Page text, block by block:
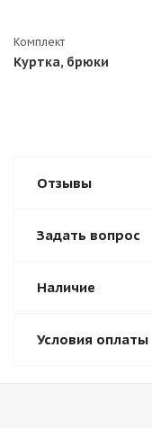
Комплект
Куртка, брюки
Отзывы
Задать вопрос
Наличие
Условия оплаты